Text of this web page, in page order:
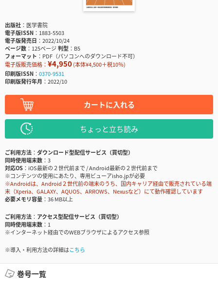
出版社
医学書院
電子版ISSN
1883-5503
電子版発売日
2022/10/24
ページ数
125ページ判型
B5
フォーマット
PDF（パソコンへのダウンロード不可）
電子版販売価格： ¥4,950(本体¥4,500＋税10％)
印刷版ISSN
0370-9531
印刷版発行年月
2022/10
カートに入れる
ちょっと立ち読み
ご利用方法
ダウンロード型配信サービス（買切型）
同時使用端末数
3
対応OS
iOS最新の２世代前まで / Android最新の２世代前まで
※コンテンツの使用にあたり、専用ビューアisho.jpが必要
※Androidは、Android２世代前の端末のうち、国内キャリア経由で販売されている端
末（Xperia、GALAXY、AQUOS、ARROWS、Nexusなど）にて動作確認しています
必要メモリ容量
36 MB以上
ご利用方法
アクセス型配信サービス（買切型）
同時使用端末数
1
※インターネット経由でのWEBブラウザによるアクセス参照
※導入・利用方法の詳細はこちら
巻号一覧